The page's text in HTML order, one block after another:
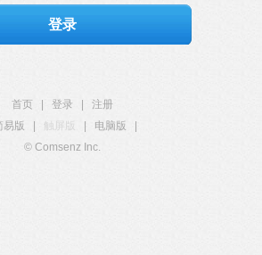
登录
首页 登录
注册
易版
触屏版 电脑版
© Comsenz Inc.